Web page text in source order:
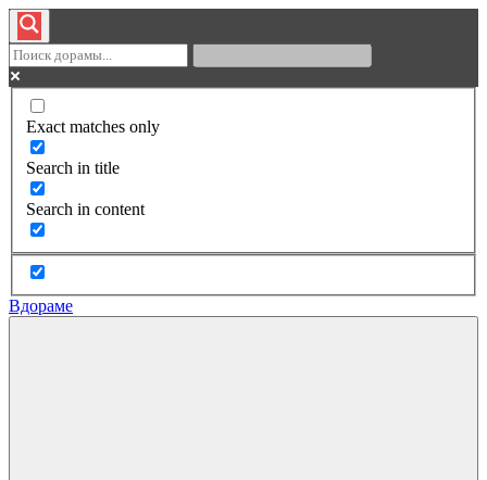
Exact matches only
Search in title
Search in content
Вдораме